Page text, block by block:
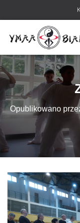
Opublikowano